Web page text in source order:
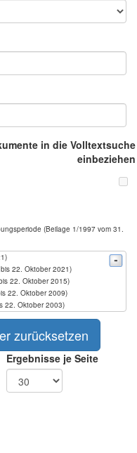
in die Volltextsuche
einbeziehen
(Beilage 1/1997 vom 31.
22. Oktober 2021)
22. Oktober 2015)
22. Oktober 2009)
22. Oktober 2003)
Ergebnisse je Seite